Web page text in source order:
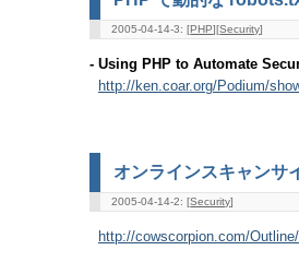
2005-04-14-3: [PHP][Security]
- Using PHP to Automate
http://ken.coar.org/Podium/
オンラインスキャンサ
2005-04-14-2: [Security]
http://cowscorpion.com/